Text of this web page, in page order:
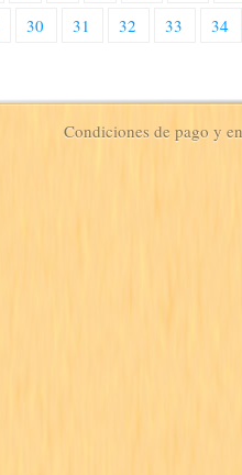
30 31 32 33
34
Condiciones de pago y